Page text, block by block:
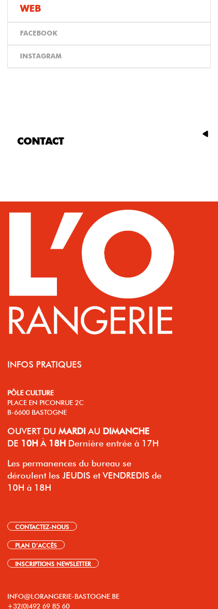
WEB
FACEBOOK
INSTAGRAM
CONTACT
INFOS PRATIQUES
PÔLE CULTURE
PLACE EN PICONRUE 2C
B-6600 BASTOGNE
OUVERT DU MARDI AU DIMANCHE
DE 10H À 18H Dernière entrée à 17H
Les permanences du bureau se
déroulent les JEUDIS et VENDREDIS de
10H à 18H
CONTACTEZ-NOUS
PLAN D’ACCÈS
INSCRIPTIONS NEWSLETTER
INFO@LORANGERIE-BASTOGNE.BE
+32(0)492 69 85 60